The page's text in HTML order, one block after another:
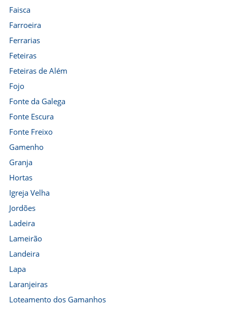
Faisca
Farroeira
Ferrarias
Feteiras
Feteiras de Além
Fojo
Fonte da Galega
Fonte Escura
Fonte Freixo
Gamenho
Granja
Hortas
Igreja Velha
Jordões
Ladeira
Lameirão
Landeira
Lapa
Laranjeiras
Loteamento dos Gamanhos